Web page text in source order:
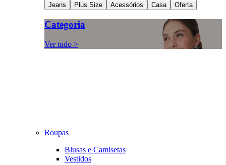
Jeans
Plus Size Acessórios Casa Oferta
Categoria
Ver tudo >
Roupas
Blusas e Camisetas
Vestidos